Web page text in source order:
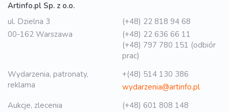
Artinfo.pl Sp. z o.o.
ul. Dzielna 3
00-162 Warszawa
(+48) 22 818 94 68
(+48) 22 636 66 11
(+48) 797 780 151 (odbiór
prac)
Wydarzenia, patronaty,
reklama
+(48) 514 130 386
wydarzenia@artinfo.pl
Aukcje, zlecenia
(+48) 601 808 148